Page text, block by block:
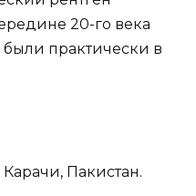
20-го века
были практически в
Пакистан.